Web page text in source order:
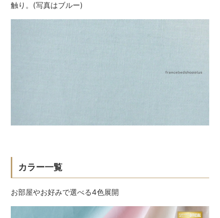
触り。(写真はブルー)
カラー一覧
お部屋やお好みで選べる4色展開